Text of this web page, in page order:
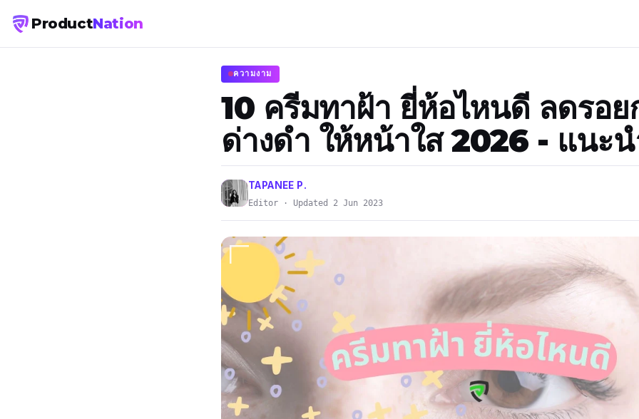
ProductNation
ความงาม
10 ครีมทาฝ้า ยี่ห้อไหนดี ลดรอย
ด่างดำ ให้หน้าใส 2026 - แนะ
TAPANEE P.
Editor · Updated 2 Jun 2023